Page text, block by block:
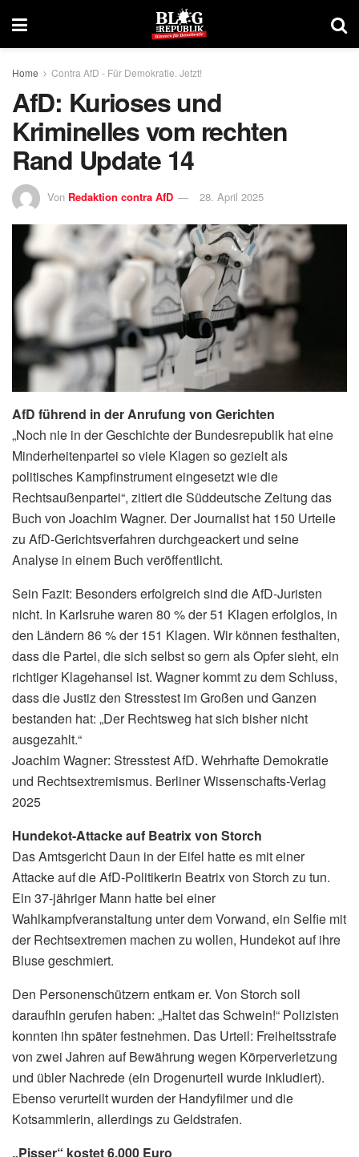
Home Contra AfD - Für Demokratie. Jetzt!
AfD: Kurioses und
Kriminelles vom rechten
Rand Update 14
Von Redaktion contra AfD 28. April 2025
AfD führend in der Anrufung von Gerichten
„Noch nie in der Geschichte der Bundesrepublik hat eine
Minderheitenpartei so viele Klagen so gezielt als
politisches Kampfinstrument eingesetzt wie die
Rechtsaußenpartei“, zitiert die Süddeutsche Zeitung das
Buch von Joachim Wagner. Der Journalist hat 150 Urteile
zu AfD-Gerichtsverfahren durchgeackert und seine
Analyse in einem Buch veröffentlicht.
Sein Fazit: Besonders erfolgreich sind die AfD-Juristen
nicht. In Karlsruhe waren 80 % der 51 Klagen erfolglos, in
den Ländern 86 % der 151 Klagen. Wir können festhalten,
dass die Partei, die sich selbst so gern als Opfer sieht, ein
richtiger Klagehansel ist. Wagner kommt zu dem Schluss,
dass die Justiz den Stresstest im Großen und Ganzen
bestanden hat: „Der Rechtsweg hat sich bisher nicht
ausgezahlt.“
Joachim Wagner: Stresstest AfD. Wehrhafte Demokratie
und Rechtsextremismus. Berliner Wissenschafts-Verlag
2025
Hundekot-Attacke auf Beatrix von Storch
Das Amtsgericht Daun in der Eifel hatte es mit einer
Attacke auf die AfD-Politikerin Beatrix von Storch zu tun.
Ein 37-jähriger Mann hatte bei einer
Wahlkampfveranstaltung unter dem Vorwand, ein Selfie mit
der Rechtsextremen machen zu wollen, Hundekot auf ihre
Bluse geschmiert.
Den Personenschützern entkam er. Von Storch soll
daraufhin gerufen haben: „Haltet das Schwein!“ Polizisten
konnten ihn später festnehmen. Das Urteil: Freiheitsstrafe
von zwei Jahren auf Bewährung wegen Körperverletzung
und übler Nachrede (ein Drogenurteil wurde inkludiert).
Ebenso verurteilt wurden der Handyfilmer und die
Kotsammlerin, allerdings zu Geldstrafen.
„Pisser“ kostet 6.000 Euro